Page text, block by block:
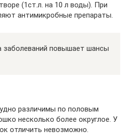
(1ст.л. на 10 л воды). При
антимикробные препараты.
заболеваний повышает шансы
различимы по половым
несколько более округлое. У
отличить невозможно.